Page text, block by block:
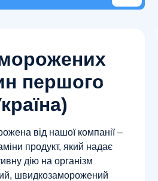
першого
від нашої компанії –
продукт, який надає
дію на організм
швидкозаморожений